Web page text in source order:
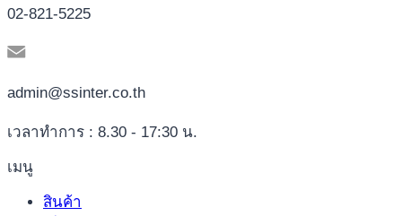
02-821-5225
admin@ssinter.co.th
เวลาทำการ : 8.30 - 17:30 น.
เมนู
สินค้า